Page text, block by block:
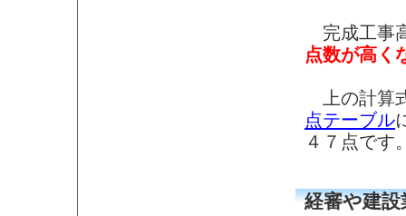
完成工事
点数が高く
上の計算
点テーブル
４７点です
経審や建